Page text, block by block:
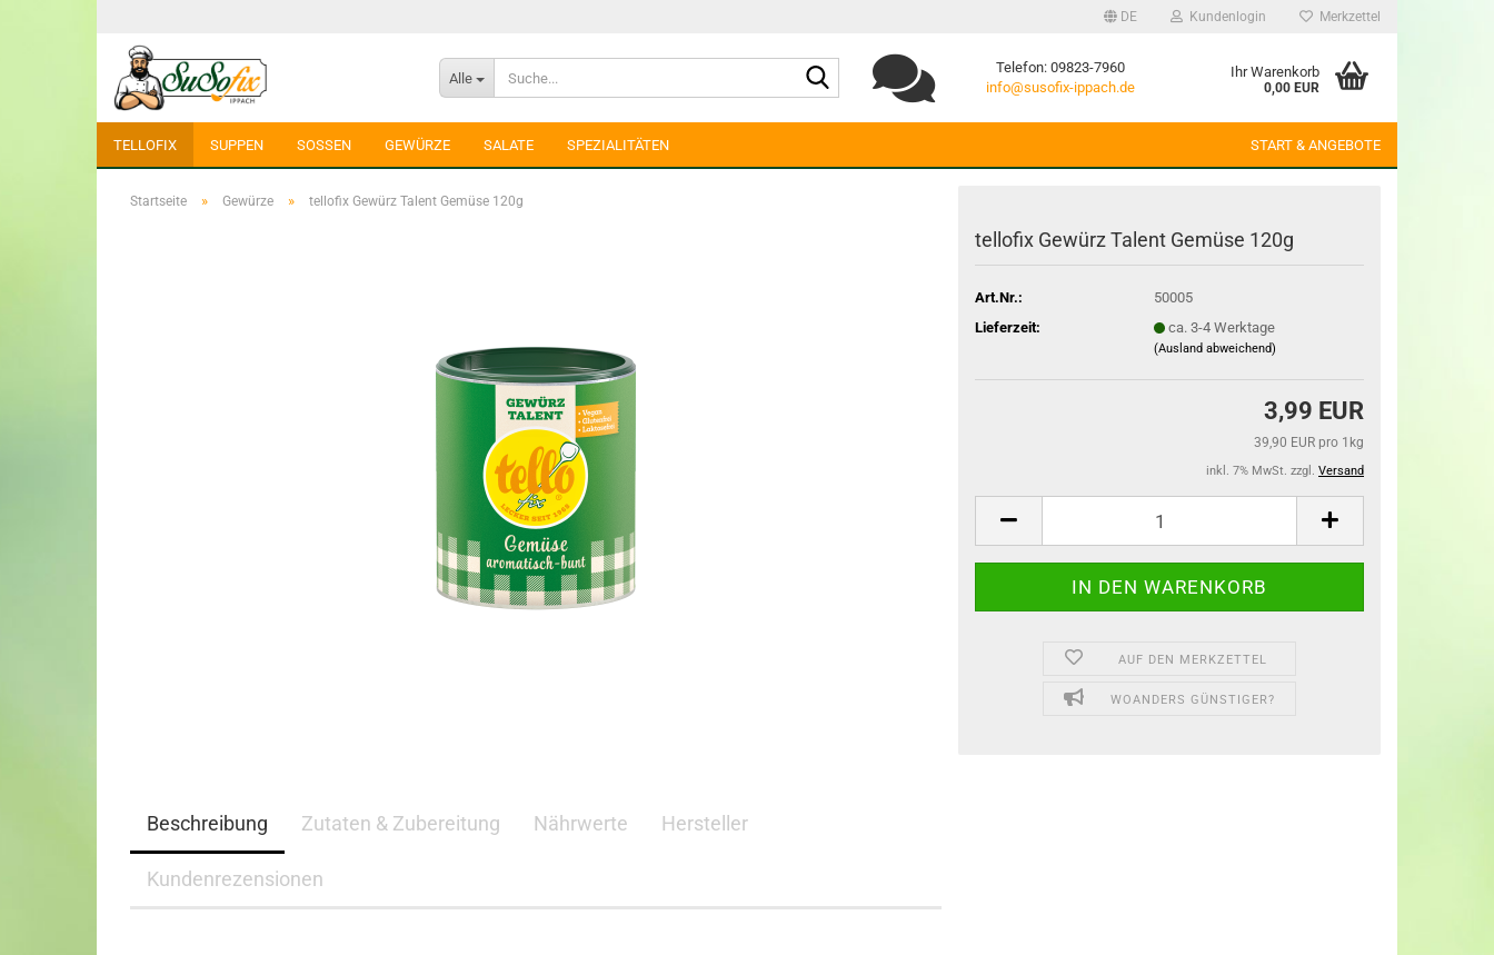
DE Kundenlogin Merkzettel
Alle
Suche...
Telefon: 09823-7960
info@susofix-ippach.de
Ihr Warenkorb
0,00 EUR
TELLOFIX SUPPEN SOSSEN GEWÜRZE SALATE SPEZIALITÄTEN START & ANGEBOTE
Startseite » Gewürze » tellofix Gewürz Talent Gemüse 120g
tellofix Gewürz Talent Gemüse 120g
Art.Nr.:
50005
Lieferzeit:
ca. 3-4 Werktage
(Ausland abweichend)
3,99 EUR
39,90 EUR pro 1kg
inkl. 7% MwSt. zzgl. Versand
AUF DEN MERKZETTEL
WOANDERS GÜNSTIGER?
Beschreibung Zutaten & Zubereitung Nährwerte Hersteller
Kundenrezensionen